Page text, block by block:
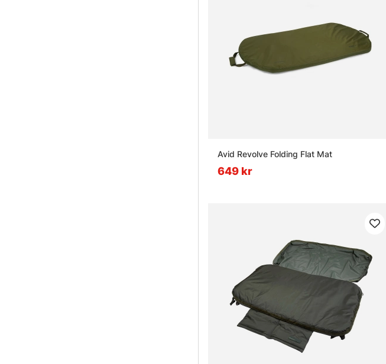
Avid Revolve Folding Flat Mat
649 kr